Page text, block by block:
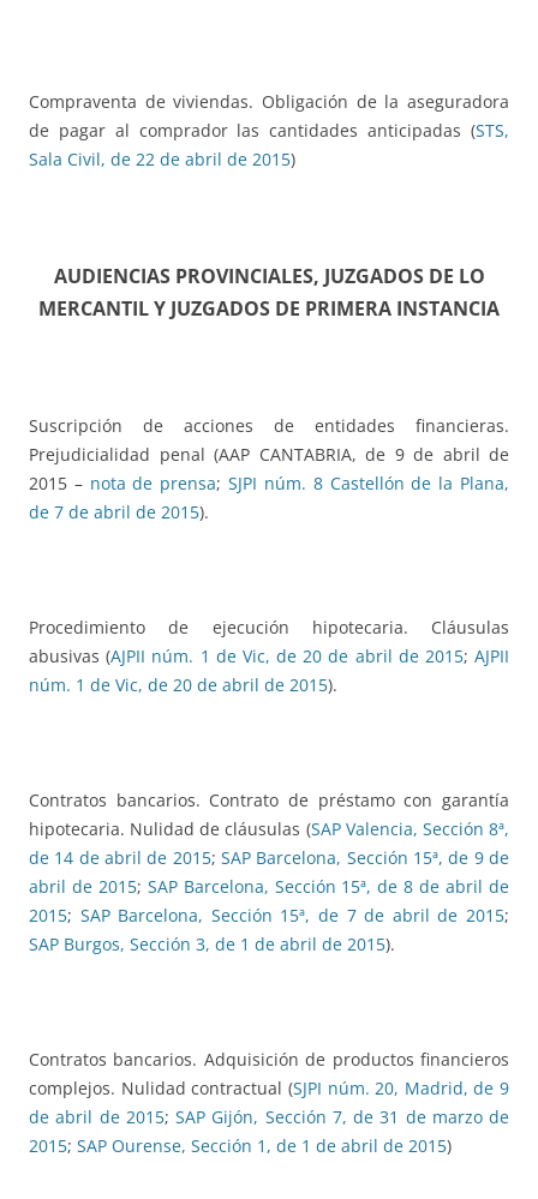
Compraventa de viviendas. Obligación de la aseguradora
de pagar al comprador las cantidades anticipadas (STS,
Sala Civil, de 22 de abril de 2015)
AUDIENCIAS PROVINCIALES, JUZGADOS DE LO
MERCANTIL Y JUZGADOS DE PRIMERA INSTANCIA
Suscripción de acciones de entidades financieras.
Prejudicialidad penal (AAP CANTABRIA, de 9 de abril de
2015 – nota de prensa;SJPI núm. 8 Castellón de la Plana,
de 7 de abril de 2015).
Procedimiento de ejecución hipotecaria. Cláusulas
abusivas (AJPII núm. 1 de Vic, de 20 de abril de 2015;AJPII
núm. 1 de Vic, de 20 de abril de 2015).
Contratos bancarios. Contrato de préstamo con garantía
hipotecaria. Nulidad de cláusulas (SAP Valencia, Sección 8ª,
de 14 de abril de 2015;SAP Barcelona, Sección 15ª, de 9 de
abril de 2015; SAP Barcelona, Sección 15ª, de 8 de abril de
2015; SAP Barcelona, Sección 15ª, de 7 de abril de 2015;
SAP Burgos, Sección 3, de 1 de abril de 2015).
Contratos bancarios. Adquisición de productos financieros
complejos. Nulidad contractual (SJPI núm. 20, Madrid, de 9
de abril de 2015; SAP Gijón, Sección 7, de 31 de marzo de
2015; SAP Ourense, Sección 1, de 1 de abril de 2015)